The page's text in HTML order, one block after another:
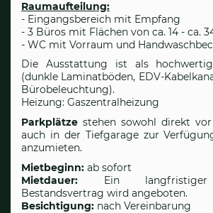
Raumaufteilung:
- Eingangsbereich mit Empfang
- 3 Büros mit Flächen von ca. 14 - ca.
- WC mit Vorraum und
Die Ausstattung ist als
(dunkle Laminatböden, EDV-
Bürobeleuchtung).
Heizung: Gaszentralheizung
Parkplätze stehen sowohl direkt
auch in der Tiefgarage zur
anzumieten.
Mietbeginn: ab sofort
Mietdauer: Ein langfristiger
Bestandsvertrag wird angeboten.
Besichtigung: nach Vereinbarung